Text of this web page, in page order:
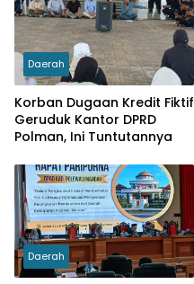
Daerah
Korban Dugaan Kredit Fiktif
Geruduk Kantor DPRD
Polman, Ini Tuntutannya
Daerah